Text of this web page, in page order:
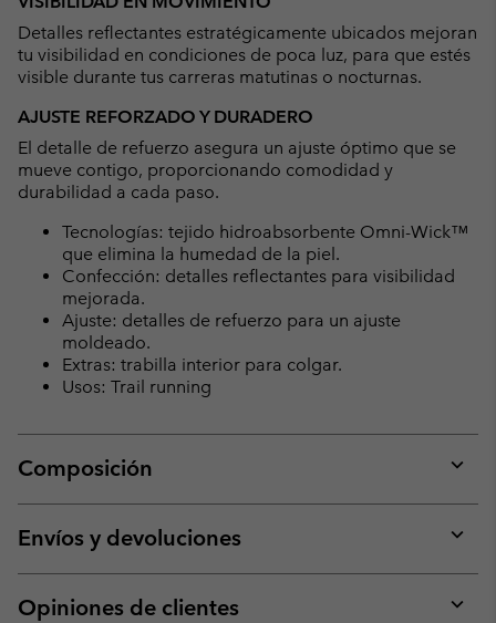
Detalles reflectantes estratégicamente ubicados mejoran
tu visibilidad en condiciones de poca luz, para que estés
visible durante tus carreras matutinas o nocturnas.
AJUSTE REFORZADO Y DURADERO
El detalle de refuerzo asegura un ajuste óptimo que se
mueve contigo, proporcionando comodidad y
durabilidad a cada paso.
Tecnologías: tejido hidroabsorbente Omni-Wick™
que elimina la humedad de la piel.
Confección: detalles reflectantes para visibilidad
mejorada.
Ajuste: detalles de refuerzo para un ajuste
moldeado.
Extras: trabilla interior para colgar.
Usos: Trail running
Composición
or
Envíos y devoluciones
or
Opiniones de clientes